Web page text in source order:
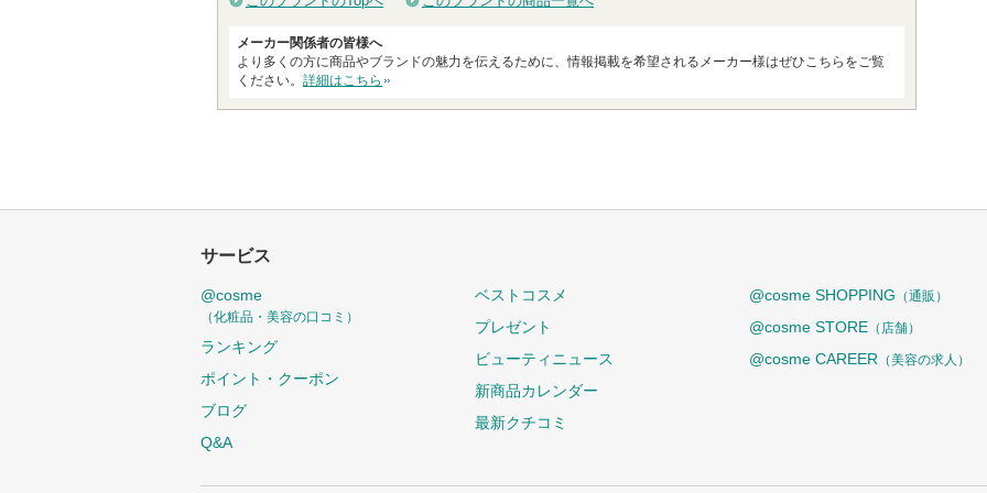
に
入
れ
メーカー関係者の皆様へ
より多くの方に商品やブランドの魅力を伝えるために、情報掲載を希望されるメーカー様はぜひこちらをご覧
ください。 詳細はこちら
サービス
@cosme
（化粧品・美容の口コミ）
ランキング
ポイント・クーポン
ブログ
Q&A
ベストコスメ
プレゼント
ビューティニュース
新商品カレンダー
最新クチコミ
@cosme SHOPPING （通販）
@cosme STORE （店舗）
@cosme CAREER （美容の求人）